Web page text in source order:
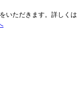
いただきます。詳しくは